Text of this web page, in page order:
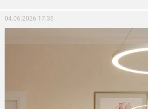
04.06.2026 17:36